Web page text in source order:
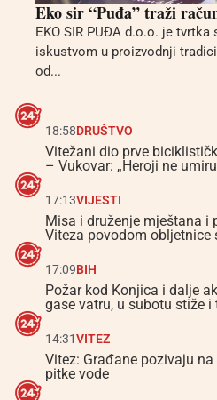
Eko sir “Puđa” traži
EKO SIR PUĐA d.o.o. je
iskustvom u proizvodnji
od...
18:58DRUŠTVO
Vitežani dio prve
– Vukovar: „Heroji ne
17:13VIJESTI
Misa i druženje mještana i
Viteza povodom obljetnice
17:09BIH
Požar kod Konjica i dalje
gase vatru, u subotu stiže i
14:31VITEZ
Vitez: Građane pozivaju
pitke vode